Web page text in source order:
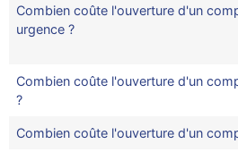
Combien coûte l'ouverture d'un
urgence ?
Combien coûte l'ouverture d'un
?
Combien coûte l'ouverture d'un